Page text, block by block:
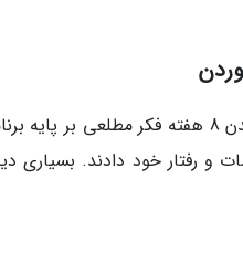
بعد از به خاتمه رساندن 8 هفته
و رفتار خود دادند. بسیاری